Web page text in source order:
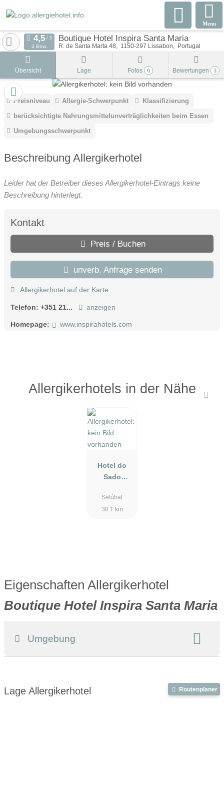
Menu
Boutique Hotel Inspira Santa Maria
R. de Santa Marta 48 1150-297 Lissabon Portugal
3 Bew.
Übersicht Lage Fotos 0 Bewertungen 3
Preisniveau Allergie-Schwerpunkt
Klassifizierung
berücksichtigte Nahrungsmittelunverträglichkeiten beim Essen
Umgebungsschwerpunkt
Beschreibung Allergikerhotel
Leider hat der Betreiber dieses Allergikerhotel-Eintrags keine
Beschreibung hinterlegt.
Kontakt
Preis / Buchen
unverb. Anfrage senden
Allergikerhotel auf der Karte
Telefon: +351 21... anzeigen
Homepage: www.inspirahotels.com
Allergikerhotels in der Nähe
Hotel do
Sado
Nature
Setúbal
30.1 km
Eigenschaften Allergikerhotel
Boutique Hotel Inspira Santa Maria
Umgebung
Lage Allergikerhotel Routenplaner